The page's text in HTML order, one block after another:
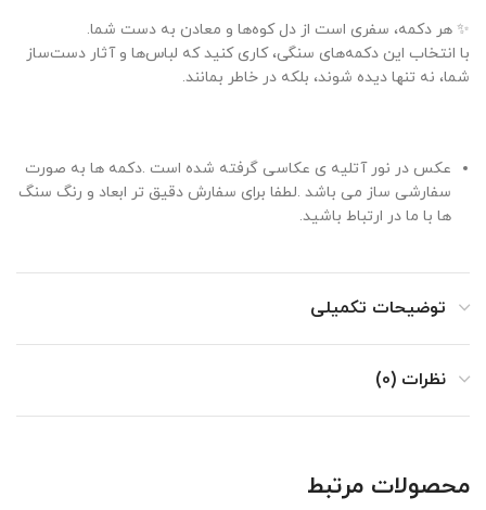
✨ هر دکمه، سفری است از دل کوه‌ها و معادن به دست شما.
با انتخاب این دکمه‌های سنگی، کاری کنید که لباس‌ها و آثار دست‌ساز
شما، نه تنها دیده شوند، بلکه در خاطر بمانند.
عکس در نور آتلیه ی عکاسی گرفته شده است .دکمه ها به صورت
سفارشی ساز می باشد .لطفا برای سفارش دقیق تر ابعاد و رنگ سنگ
ها با ما در ارتباط باشید.
توضیحات تکمیلی
نظرات (0)
محصولات مرتبط